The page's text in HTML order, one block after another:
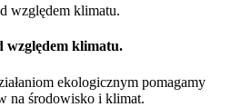
względem klimatu.
ekologicznym pomagamy
na środowisko i klimat.